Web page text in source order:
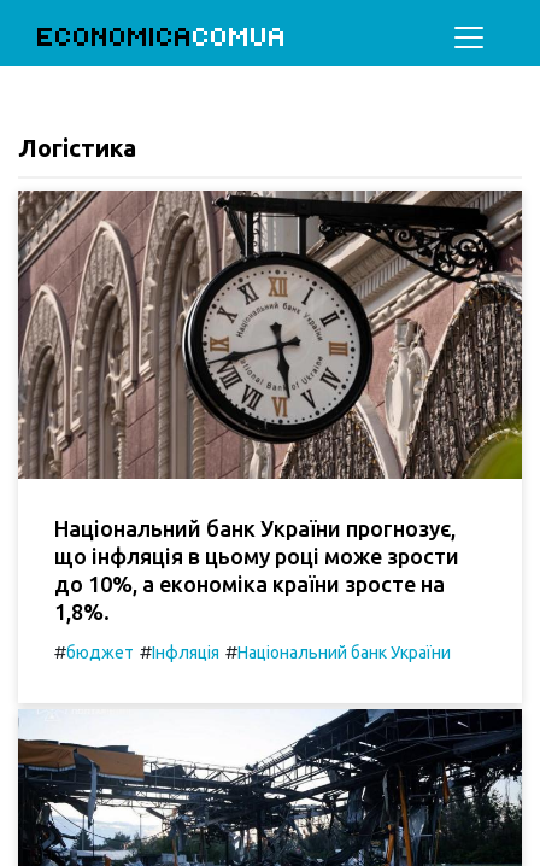
ECONOMICACOMUA
Логістика
Національний банк України прогнозує,
що інфляція в цьому році може зрости
до 10%, а економіка країни зросте на
1,8%.
#бюджет #Інфляція #Національний банк України